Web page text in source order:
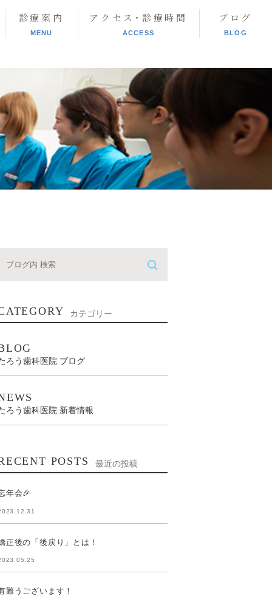
診療案内
MENU
アクセス･診療時間
ACCESS
ブログ
BLOG
カテゴリー
ろう歯科医院 ブログ
ろう歯科医院 新着情報
POSTS 最近の投稿
年会🎉
正後の「後戻り」とは！
難うございます！